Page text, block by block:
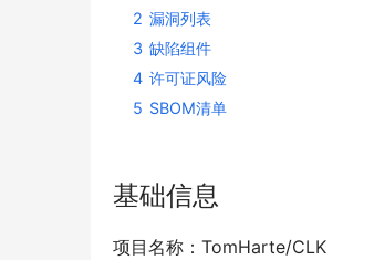
2 漏洞列表
3 缺陷组件
4 许可证风险
5 SBOM清单
基础信息
项目名称：TomHarte/CLK